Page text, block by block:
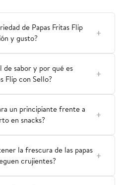
de Papas Fritas Flip
y gusto?
sabor y por qué es
Flip con Sello?
un principiante frente a
en snacks?
la frescura de las papas
crujientes?